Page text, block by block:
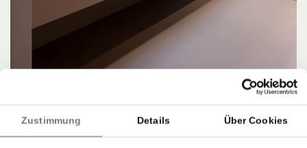
Zustimmung Details Über Cookies